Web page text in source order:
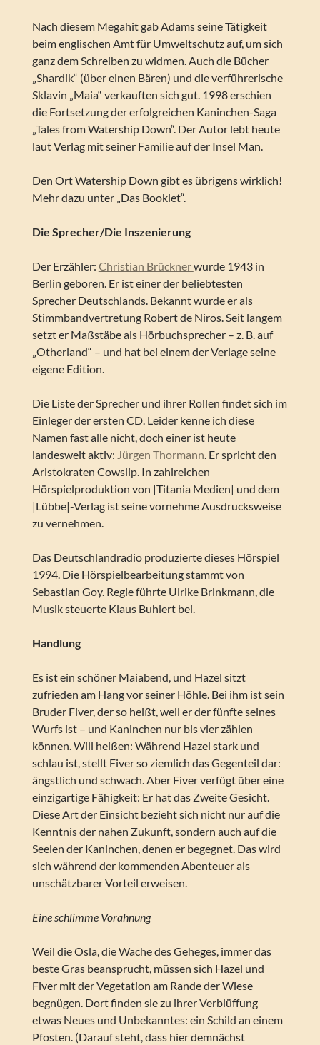
Nach diesem Megahit gab Adams seine Tätigkeit
beim englischen Amt für Umweltschutz auf, um sich
ganz dem Schreiben zu widmen. Auch die Bücher
„Shardik“ (über einen Bären) und die verführerische
Sklavin „Maia“ verkauften sich gut. 1998 erschien
die Fortsetzung der erfolgreichen Kaninchen-Saga
„Tales from Watership Down“. Der Autor lebt heute
laut Verlag mit seiner Familie auf der Insel Man.
Den Ort Watership Down gibt es übrigens wirklich!
Mehr dazu unter „Das Booklet“.
Die Sprecher/Die Inszenierung
Der Erzähler: Christian Brücknerwurde 1943 in
Berlin geboren. Er ist einer der beliebtesten
Sprecher Deutschlands. Bekannt wurde er als
Stimmbandvertretung Robert de Niros. Seit langem
setzt er Maßstäbe als Hörbuchsprecher – z. B. auf
„Otherland“ – und hat bei einem der Verlage seine
eigene Edition.
Die Liste der Sprecher und ihrer Rollen findet sich im
Einleger der ersten CD. Leider kenne ich diese
Namen fast alle nicht, doch einer ist heute
landesweit aktiv: Jürgen Thormann. Er spricht den
Aristokraten Cowslip. In zahlreichen
Hörspielproduktion von |Titania Medien| und dem
|Lübbe|-Verlag ist seine vornehme Ausdrucksweise
zu vernehmen.
Das Deutschlandradio produzierte dieses Hörspiel
1994. Die Hörspielbearbeitung stammt von
Sebastian Goy. Regie führte Ulrike Brinkmann, die
Musik steuerte Klaus Buhlert bei.
Handlung
Es ist ein schöner Maiabend, und Hazel sitzt
zufrieden am Hang vor seiner Höhle. Bei ihm ist sein
Bruder Fiver, der so heißt, weil er der fünfte seines
Wurfs ist – und Kaninchen nur bis vier zählen
können. Will heißen: Während Hazel stark und
schlau ist, stellt Fiver so ziemlich das Gegenteil dar:
ängstlich und schwach. Aber Fiver verfügt über eine
einzigartige Fähigkeit: Er hat das Zweite Gesicht.
Diese Art der Einsicht bezieht sich nicht nur auf die
Kenntnis der nahen Zukunft, sondern auch auf die
Seelen der Kaninchen, denen er begegnet. Das wird
sich während der kommenden Abenteuer als
unschätzbarer Vorteil erweisen.
Eine schlimme Vorahnung
Weil die Osla, die Wache des Geheges, immer das
beste Gras beansprucht, müssen sich Hazel und
Fiver mit der Vegetation am Rande der Wiese
begnügen. Dort finden sie zu ihrer Verblüffung
etwas Neues und Unbekanntes: ein Schild an einem
Pfosten. (Darauf steht, dass hier demnächst